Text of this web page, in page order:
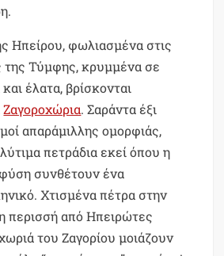
Ηπείρου, φωλιασμένα στις
Τύμφης, κρυμμένα σε
έλατα, βρίσκονται
Ζαγοροχώρια. Σαράντα έξι
απαράμιλλης ομορφιάς,
πετράδια εκεί όπου η
συνθέτουν ένα
Χτισμένα πέτρα στην
περισσή από Ηπειρώτες
του Ζαγορίου μοιάζουν